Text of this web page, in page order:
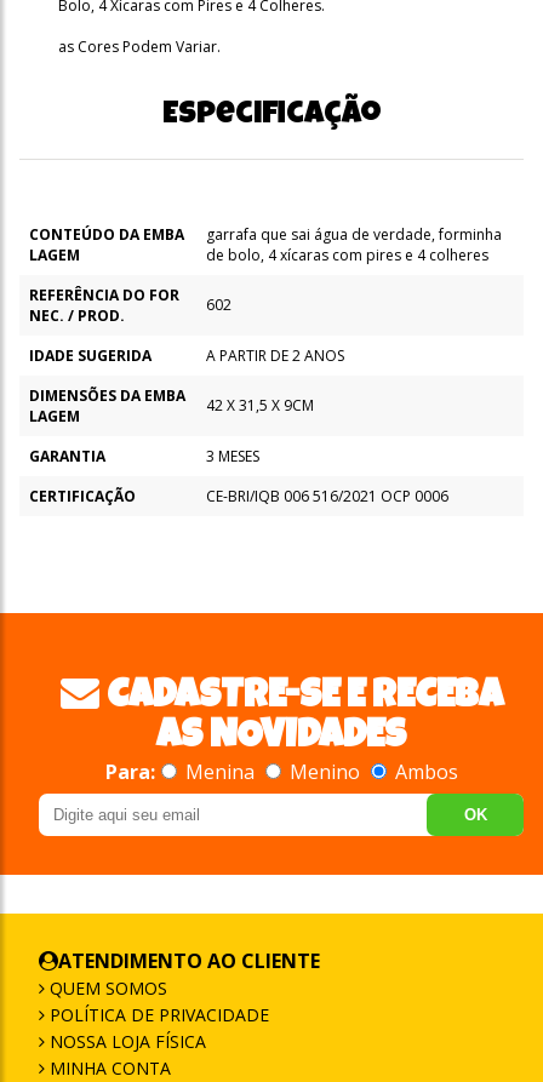
Bolo, 4 Xícaras com Pires e 4 Colheres.
as Cores Podem Variar.
Especificação
CONTEÚDO DA EMBA
LAGEM
garrafa que sai água de verdade, forminha
de bolo, 4 xícaras com pires e 4 colheres
REFERÊNCIA DO FOR
NEC. / PROD.
602
IDADE SUGERIDA
A PARTIR DE 2 ANOS
DIMENSÕES DA EMBA
LAGEM
42 X 31,5 X 9CM
GARANTIA
3 MESES
CERTIFICAÇÃO
CE-BRI/IQB 006 516/2021 OCP 0006
CADASTRE-SE E RECEBA
AS NOVIDADES
Para: Menina Menino Ambos
OK
ATENDIMENTO AO CLIENTE
QUEM SOMOS
POLÍTICA DE PRIVACIDADE
NOSSA LOJA FÍSICA
MINHA CONTA